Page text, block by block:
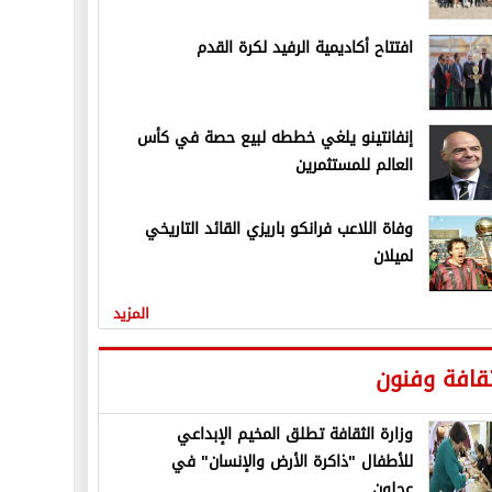
افتتاح أكاديمية الرفيد لكرة القدم
إنفانتينو يلغي خططه لبيع حصة في كأس
العالم للمستثمرين
وفاة اللاعب فرانكو باريزي القائد التاريخي
لميلان
المزيد
وفنون
وزارة الثقافة تطلق المخيم الإبداعي
للأطفال "ذاكرة الأرض والإنسان" في